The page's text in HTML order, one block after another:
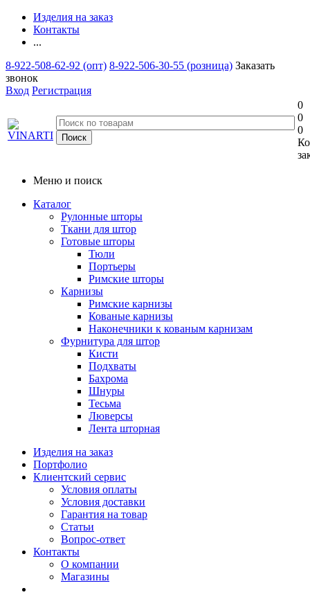
Изделия на заказ
Контакты
...
8-922-508-62-92 (опт) 8-922-506-30-55 (розница) Заказать
звонок
Вход Регистрация
0
0
0
Меню и поиск
Каталог
Рулонные шторы
Ткани для штор
Готовые шторы
Тюли
Портьеры
Римские шторы
Карнизы
Римские карнизы
Кованые карнизы
Наконечники к кованым карнизам
Фурнитура для штор
Кисти
Подхваты
Бахрома
Шнуры
Тесьма
Люверсы
Лента шторная
Изделия на заказ
Портфолио
Клиентский сервис
Условия оплаты
Условия доставки
Гарантия на товар
Статьи
Вопрос-ответ
Контакты
О компании
Магазины